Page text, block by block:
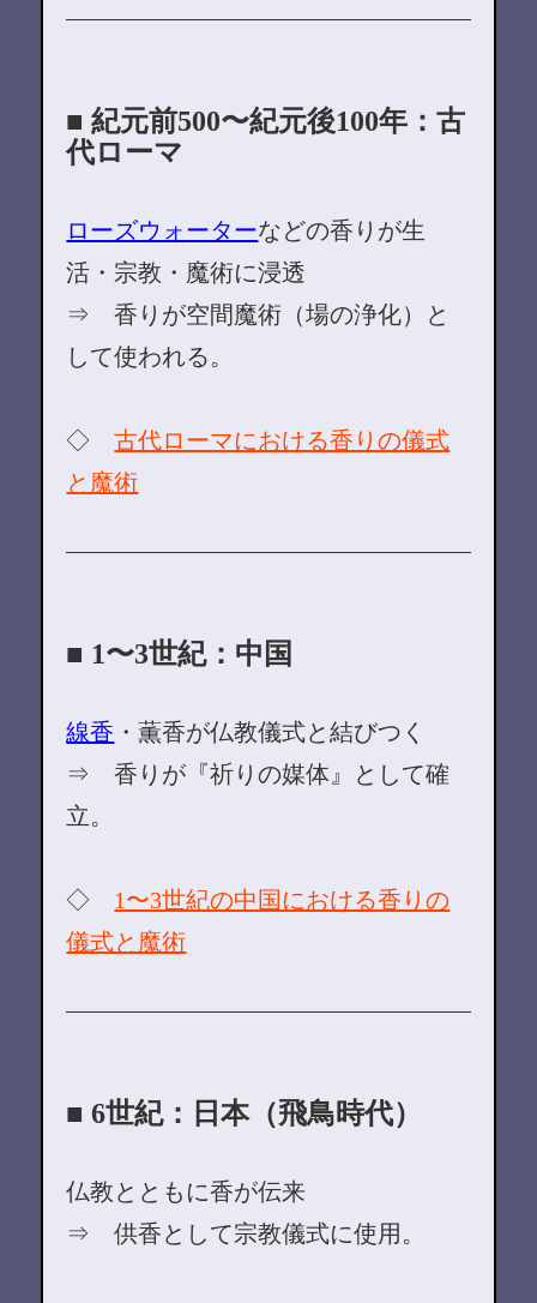
■ 紀元前500〜紀元後100年：古
代ローマ
ローズウォーターなどの香りが生
活・宗教・魔術に浸透
⇒ 香りが空間魔術（場の浄化）と
して使われる。
◇古代ローマにおける香りの儀式
と魔術
■ 1〜3世紀：中国
線香 ・薫香が仏教儀式と結びつく
⇒ 香りが『祈りの媒体』として確
立。
◇ 1〜3世紀の中国における香りの
儀式と魔術
■ 6世紀：日本（飛鳥時代）
仏教とともに香が伝来
⇒ 供香として宗教儀式に使用。